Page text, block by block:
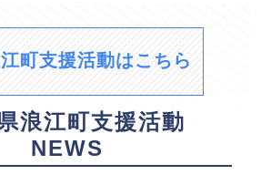
町支援活動はこちら
浪江町支援活動
NEWS